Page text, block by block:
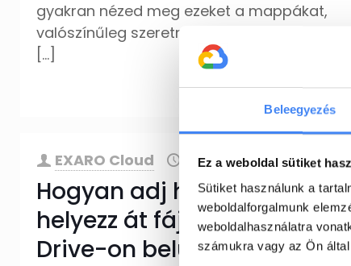
Beleegyezés
Ez a weboldal sütiket
Sütiket használunk a
weboldalforgalmunk
weboldalhasználatra
számukra vagy az Ön
gyakran nézed meg ezeket a mappákat,
valószínűleg szeretnéd, hogy csak egy
[…]
tovább
EXARO Cloud 2022. július 5.
Hogyan adj hozzá vagy
helyezz át fájlokat Google
Drive-on belül